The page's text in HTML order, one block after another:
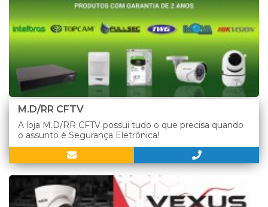
M.D/RR CFTV
A loja M.D/RR CFTV possui tudo o que precisa quando
o assunto é Segurança Eletrônica!